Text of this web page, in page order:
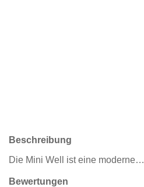
Beschreibung
Die Mini Well ist eine moderne…
Bewertungen